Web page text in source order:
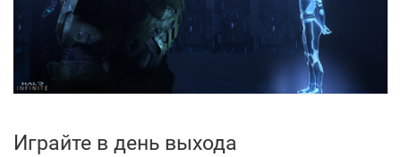
Играйте в день выхода